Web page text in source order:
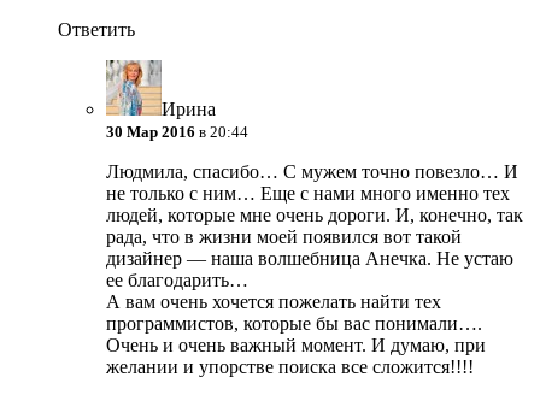
Ответить
Ирина
30 Мар 2016 в 20:44
Людмила, спасибо… С мужем точно повезло… И
не только с ним… Еще с нами много именно тех
людей, которые мне очень дороги. И, конечно, так
рада, что в жизни моей появился вот такой
дизайнер — наша волшебница Анечка. Не устаю
ее благодарить…
А вам очень хочется пожелать найти тех
программистов, которые бы вас понимали….
Очень и очень важный момент. И думаю, при
желании и упорстве поиска все сложится!!!!